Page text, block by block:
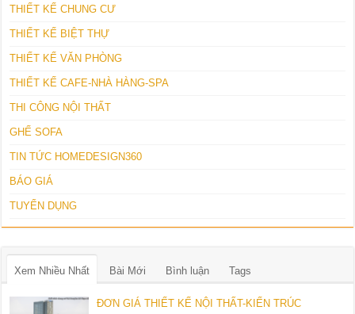
THIẾT KẾ CHUNG CƯ
THIẾT KẾ BIỆT THỰ
THIẾT KẾ VĂN PHÒNG
THIẾT KẾ CAFE-NHÀ HÀNG-SPA
THI CÔNG NỘI THẤT
GHẾ SOFA
TIN TỨC HOMEDESIGN360
BÁO GIÁ
TUYỂN DỤNG
Xem Nhiều Nhất Bài Mới Bình luận Tags
ĐƠN GIÁ THIẾT KẾ NỘI THẤT-KIẾN TRÚC